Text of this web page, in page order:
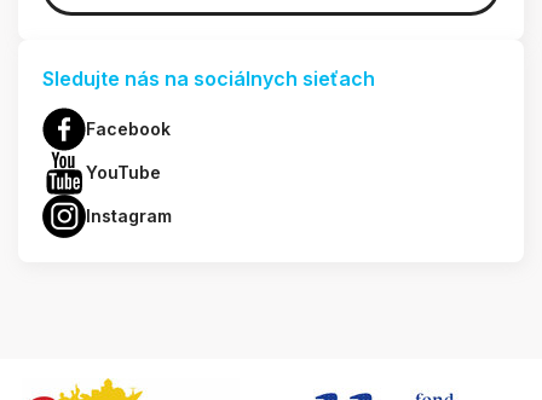
Sledujte nás na sociálnych sieťach
Facebook
YouTube
Instagram